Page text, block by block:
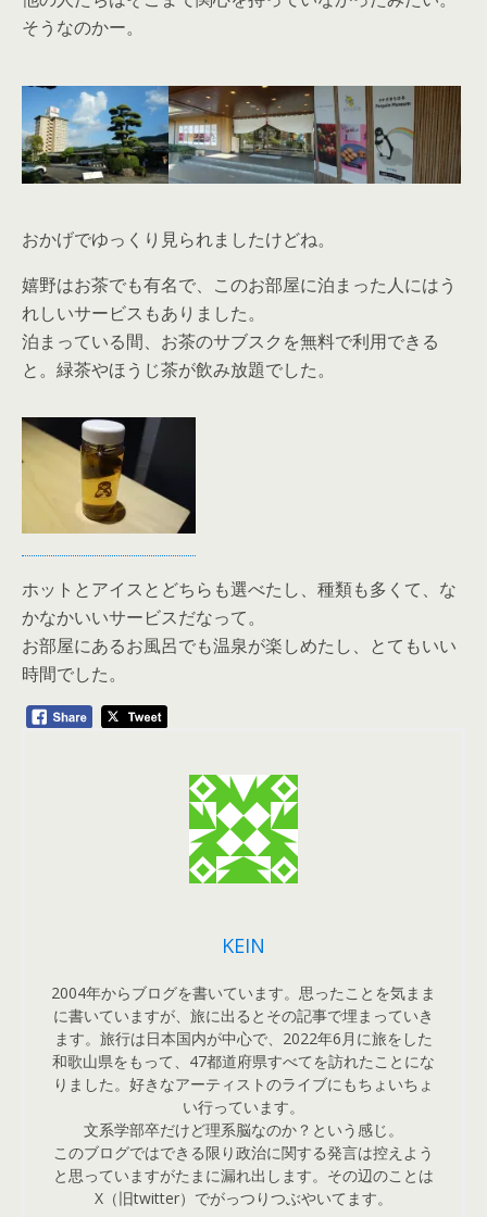
そうなのかー。
おかげでゆっくり見られましたけどね。
嬉野はお茶でも有名で、このお部屋に泊まった人にはう
れしいサービスもありました。
泊まっている間、お茶のサブスクを無料で利用できる
と。緑茶やほうじ茶が飲み放題でした。
ホットとアイスとどちらも選べたし、種類も多くて、な
かなかいいサービスだなって。
お部屋にあるお風呂でも温泉が楽しめたし、とてもいい
時間でした。
KEIN
2004年からブログを書いています。思ったことを気まま
に書いていますが、旅に出るとその記事で埋まっていき
ます。旅行は日本国内が中心で、2022年6月に旅をした
和歌山県をもって、47都道府県すべてを訪れたことにな
りました。好きなアーティストのライブにもちょいちょ
い行っています。
文系学部卒だけど理系脳なのか？という感じ。
このブログではできる限り政治に関する発言は控えよう
と思っていますがたまに漏れ出します。その辺のことは
X（旧twitter）でがっつりつぶやいてます。